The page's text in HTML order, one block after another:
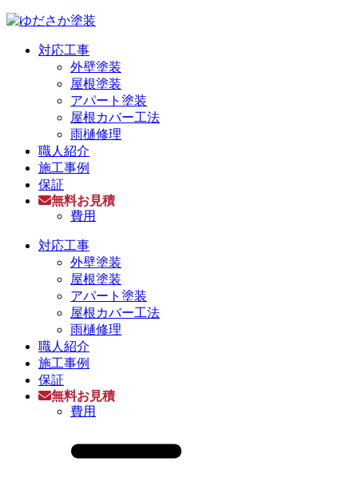
対応工事
外壁塗装
屋根塗装
アパート塗装
屋根カバー工法
雨樋修理
職人紹介
施工事例
保証
無料お見積
費用
対応工事
外壁塗装
屋根塗装
アパート塗装
屋根カバー工法
雨樋修理
職人紹介
施工事例
保証
無料お見積
費用